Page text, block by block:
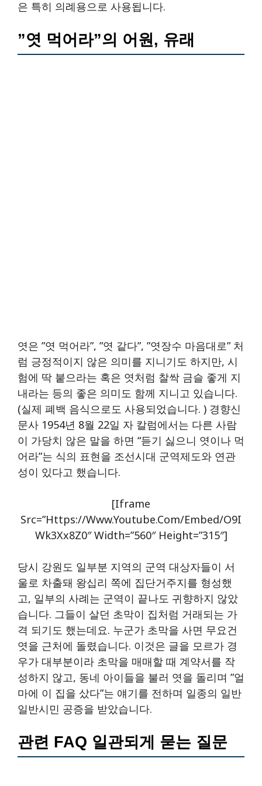
은 특히 의례용으로 사용됩니다.
”엿 먹어라”의 어원, 유래
엿은 ”엿 먹어라”, ”엿 같다”, ”엿장수 마음대로” 처
럼 긍정적이지 않은 의미를 지니기도 하지만, 시
험에 딱 붙으라는 혹은 엿처럼 찰싹 금슬 좋게 지
내라는 등의 좋은 의미도 함께 지니고 있습니다.
(실제 폐백 음식으로도 사용되었습니다. ) 경향신
문사 1954년 8월 22일 자 칼럼에서는 다른 사람
이 가당치 않은 말을 하면 “듣기 싫으니 엿이나 먹
어라”는 식의 표현을 조선시대 군역제도와 연관
성이 있다고 했습니다.
[iframe
Src=”https://www.youtube.com/embed/O9I
Wk3Xx8Z0″ Width=”560″ Height=”315″]
당시 강원도 일부분 지역의 군역 대상자들이 서
울로 차출돼 왕십리 쪽에 집단거주지를 형성했
고, 일부의 사례는 군역이 끝나도 귀향하지 않았
습니다. 그들이 살던 초막이 집처럼 거래되는 가
격 되기도 했는데요. 누군가 초막을 사면 무요건
엿을 근처에 돌렸습니다. 이것은 글을 모르가 경
우가 대부분이라 초막을 매매할 때 계약서를 작
성하지 않고, 동네 아이들을 불러 엿을 돌리며 ”얼
마에 이 집을 샀다”는 얘기를 전하며 일종의 일반
일반시민 공증을 받았습니다.
관련 FAQ 일관되게 묻는 질문